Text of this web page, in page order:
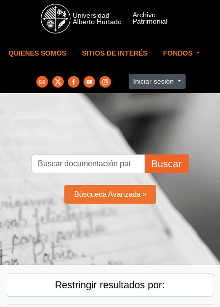
Skip to main content
QUIENES SOMOS SITIOS DE INTERÉS FONDOS
Iniciar sesión
Buscar
Búsqueda Avanzada »
Restringir resultados por: